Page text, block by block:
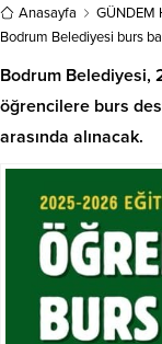
Anasayfa
GÜNDEM
Bodrum Belediyesi burs
Bodrum Belediyesi,
öğrencilere burs
arasında alınacak.